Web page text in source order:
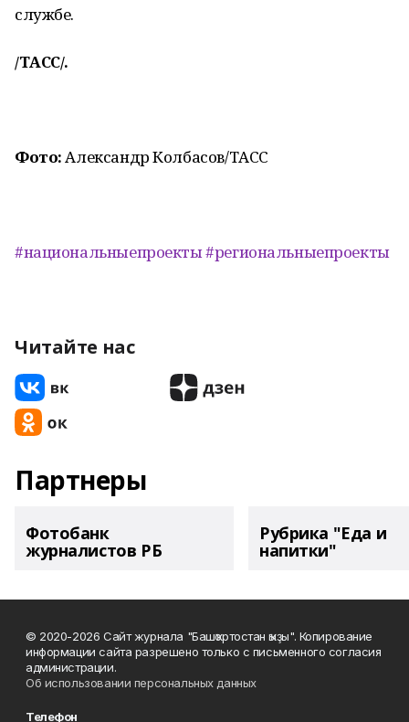
службе.
/ТАСС/.
Фото:Александр Колбасов/ТАСС
#национальныепроекты#региональныепроекты
Читайте нас
Партнеры
Фотобанк
журналистов РБ
Рубрика "Еда и
напитки"
© 2020-2026 Сайт журнала "Башҡортостан ҡыҙы". Копирование
информации сайта разрешено только с письменного согласия
администрации.
Об использовании персональных данных
Телефон